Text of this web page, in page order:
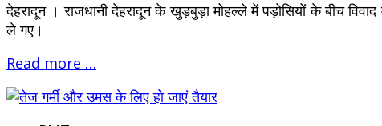
देहरादून । राजधानी देहरादून के खुड़बुड़ा मोहल्ले में पड़ोसियों के बीच
ले गए।
Read more …